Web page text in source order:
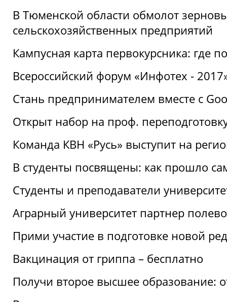
В Тюменской области обмолот
сельскохозяйственных предприятий
Кампусная карта первокурсника: где
Всероссийский форум «Инфотех -
Стань предпринимателем вместе с
Открыт набор на проф.
Команда КВН «Русь» выступит на
В студенты посвящены: как прошло
Студенты и преподаватели
Аграрный университет партнер
Прими участие в подготовке новой
Вакцинация от гриппа – бесплатно
Получи второе высшее образование: